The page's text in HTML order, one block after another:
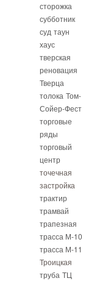
сторожка
субботник
суд таун
хаус
тверская
реновация
Тверца
толока Том-
Сойер-Фест
торговые
ряды
торговый
центр
точечная
застройка
трактир
трамвай
трапезная
трасса М-10
трасса М-11
Троицкая
труба ТЦ